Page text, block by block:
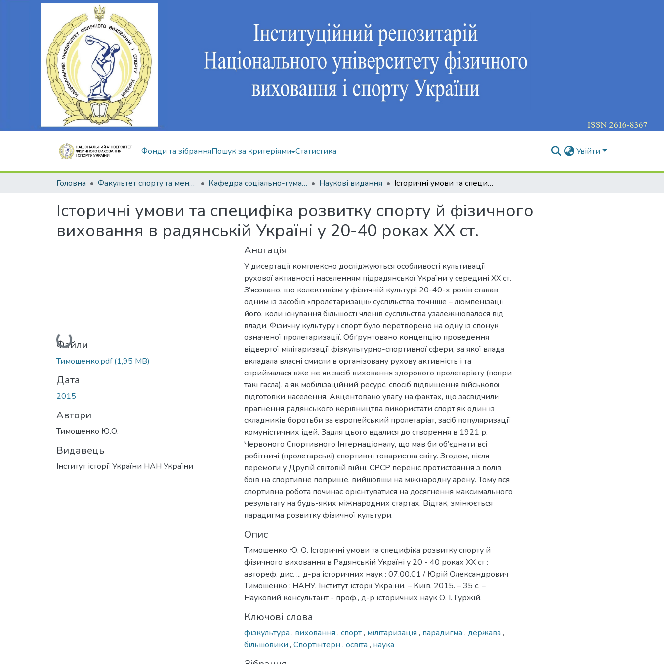
Фонди та зібранняПошук за критеріями Статистика Увійти
Головна Факультет спорту та менеджменту Кафедра соціально-гуманітарних дисциплін Наукові видання Історичні умови та специфіка розвитку спорту й фізичного виховання в радянській Україні у 20-40 роках ХХ ст.
Історичні умови та специфіка розвитку спорту й фізичного
виховання в радянській Україні у 20-40 роках ХХ ст.
Вантажиться...
Файли
Тимошенко.pdf(1,95 MB)
Дата
2015
Автори
Тимошенко Ю.О.
Видавець
Інститут історії України НАН України
Анотація
У дисертації комплексно досліджуються особливості культивації
рухової активності населенням підрадянської України у середині ХХ ст.
З’ясовано, що колективізм у фізичній культурі 20-40-х років ставав
одним із засобів «пролетаризації» суспільства, точніше – люмпенізації
його, коли існування більшості членів суспільства узалежнювалося від
влади. Фізичну культуру і спорт було перетворено на одну із спонук
означеної пролетаризації. Обґрунтовано концепцію проведення
відвертої мілітаризації фізкультурно-спортивної сфери, за якої влада
вкладала власні смисли в організовану рухову активність і та
сприймалася вже не як засіб виховання здорового пролетаріату (попри
такі гасла), а як мобілізаційний ресурс, спосіб підвищення військової
підготовки населення. Акцентовано увагу на фактах, що засвідчили
прагнення радянського керівництва використати спорт як один із
складників боротьби за європейський пролетаріат, засіб популяризації
комуністичних ідей. Задля цього вдалися до створення в 1921 р.
Червоного Спортивного Інтернаціоналу, що мав би об’єднати всі
робітничі (пролетарські) спортивні товариства світу. Згодом, після
перемоги у Другій світовій війні, СРСР переніс протистояння з полів
боїв на спортивне поприще, вийшовши на міжнародну арену. Тому вся
спортивна робота починає орієнтуватися на досягнення максимального
результату на будь-яких міжнародних стартах. Відтак, змінюється
парадигма розвитку фізичної культури.
Опис
Тимошенко Ю. О. Історичні умови та специфіка розвитку спорту й
фізичного виховання в Радянській Україні у 20 - 40 роках XX ст :
автореф. дис. ... д-ра історичних наук : 07.00.01 / Юрій Олександрович
Тимошенко ; НАНУ, Інститут історії України. – Київ, 2015. – 35 с. –
Науковий консультант - проф., д-р історичних наук О. І. Гуржій.
Ключові слова
фізкультура , виховання , спорт, мілітаризація , парадигма , держава ,
більшовики , Спортінтерн , освіта , наука